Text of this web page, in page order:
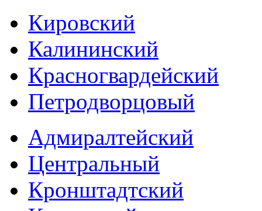
Кировский
Калининский
Красногвардейский
Петродворцовый
Адмиралтейский
Центральный
Кронштадтский